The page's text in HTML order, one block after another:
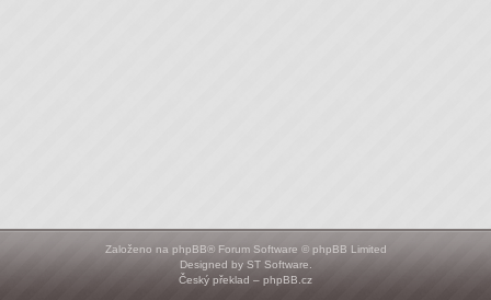
Založeno na phpBB® Forum Software © phpBB Limited
Designed by ST Software
Český překlad – phpBB.cz